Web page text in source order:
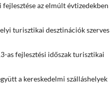
az elmúlt évtizedekben
turisztikai desztinációk szerves
as fejlesztési időszak turisztikai
a kereskedelmi szálláshelyek